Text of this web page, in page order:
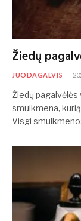
Žiedų
JUODAGALVIS
Žiedų
smulkmena,
Visgi